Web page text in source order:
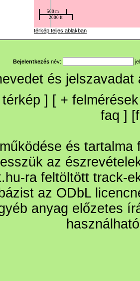
térkép teljes ablakban
Bejelentkezés név:
és
térkép ] [ + felmérések
faq ] [
és
az
ra feltöltött track-
az ODbL
anyag előzetes